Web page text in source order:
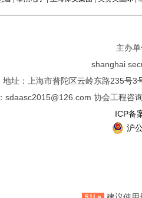
主办
shanghai
地址：上海市普陀区云岭东路235
sdaasc2015@126.com 协会工程咨
ICP备
沪